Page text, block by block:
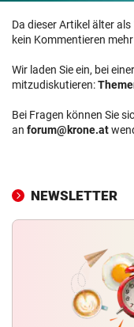
Da dieser Artikel älter
kein Kommentieren
Wir laden Sie ein, bei
mitzudiskutieren:
Bei Fragen können Sie
an forum@krone.at
NEWSLETTER